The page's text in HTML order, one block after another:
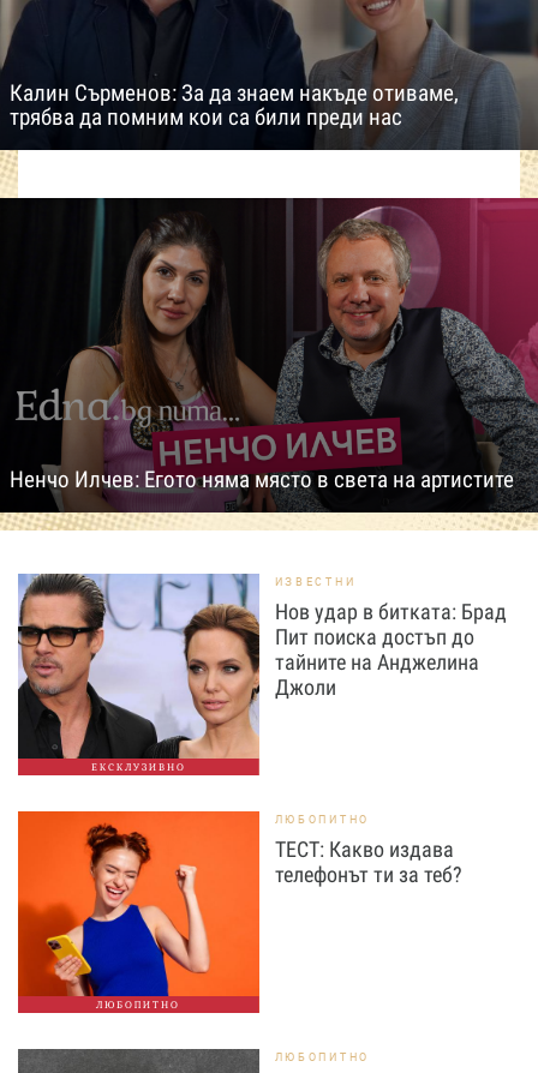
Калин Сърменов: За да знаем накъде отиваме,
трябва да помним кои са били преди нас
Ненчо Илчев: Егото няма място в света на артистите
ЕКСКЛУЗИВНО
ИЗВЕСТНИ
Нов удар в битката: Брад
Пит поиска достъп до
тайните на Анджелина
Джоли
ЛЮБОПИТНО
ЛЮБОПИТНО
ТЕСТ: Какво издава
телефонът ти за теб?
ЛЮБОПИТНО